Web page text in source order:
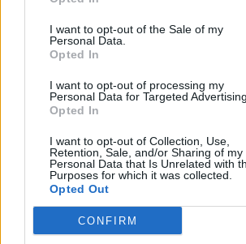
I want to opt-out of the Sale of my
Personal Data.
Opted In
I want to opt-out of processing my
Personal Data for Targeted Advertising.
Opted In
I want to opt-out of Collection, Use,
Retention, Sale, and/or Sharing of my
Personal Data that Is Unrelated with
Purposes for which it was collected.
Opted Out
CONFIRM